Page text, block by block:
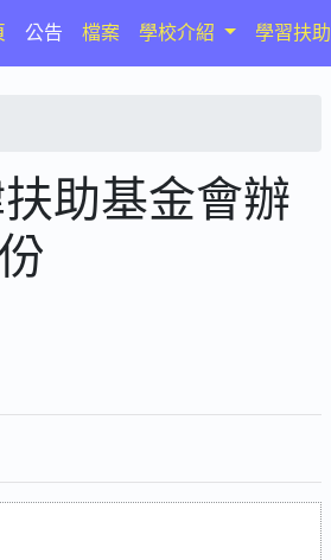
(current)
公告 檔案 學校介紹 學習扶助
助基金會辦